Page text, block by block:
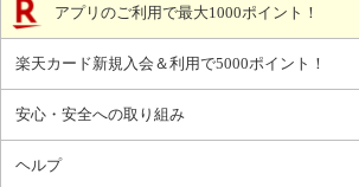
アプリのご利用で最大1000ポイント！
楽天カード新規入会＆利用で5000ポイント！
安心・安全への取り組み
ヘルプ